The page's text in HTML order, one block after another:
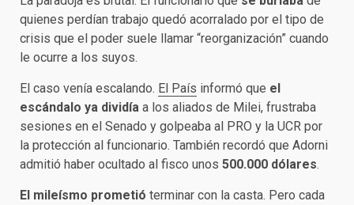
quienes perdían trabajo quedó acorralado por el tipo de
crisis que el poder suele llamar “reorganización” cuando
le ocurre a los suyos.
El caso venía escalando. El País informó que el
escándalo ya dividía a los aliados de Milei, frustraba
sesiones en el Senado y golpeaba al PRO y la UCR por
la protección al funcionario. También recordó que Adorni
admitió haber ocultado al fisco unos 500.000 dólares.
El mileísmo prometió terminar con la casta. Pero cada